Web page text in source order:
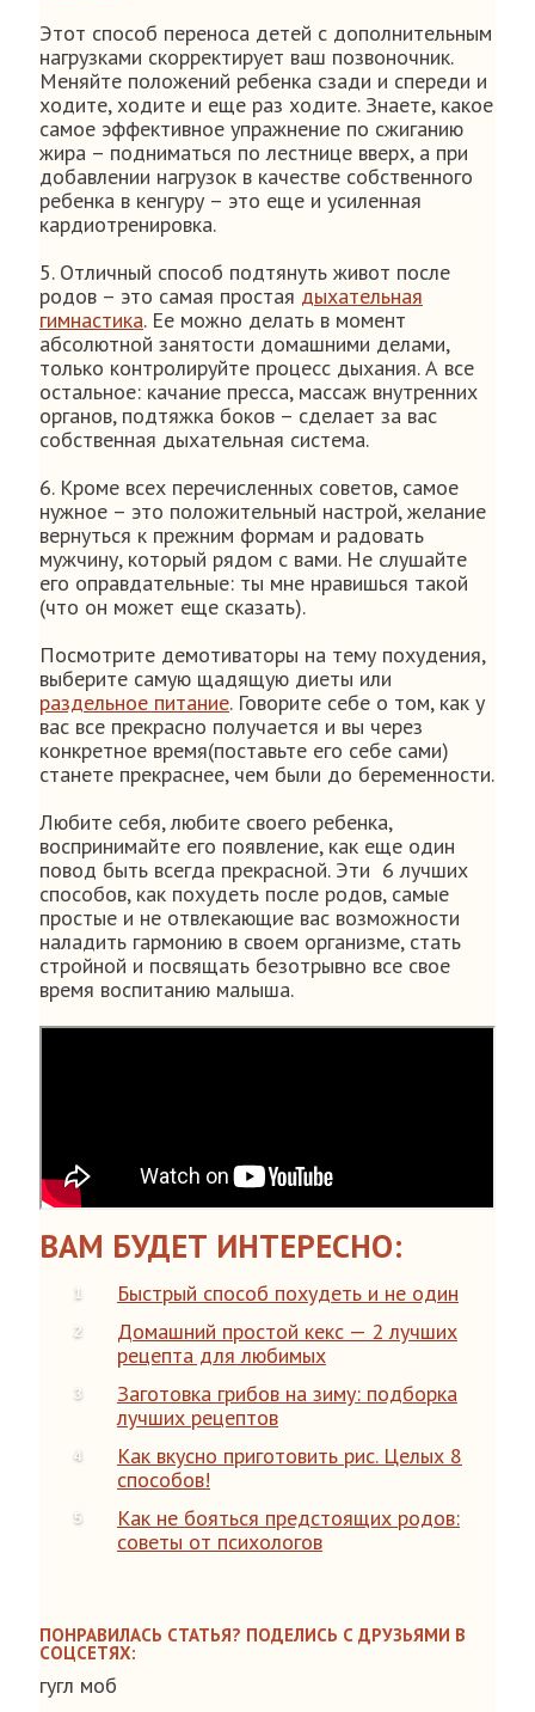
Этот способ переноса детей с дополнительным
нагрузками скорректирует ваш позвоночник.
Меняйте положений ребенка сзади и спереди и
ходите, ходите и еще раз ходите. Знаете, какое
самое эффективное упражнение по сжиганию
жира – подниматься по лестнице вверх, а при
добавлении нагрузок в качестве собственного
ребенка в кенгуру – это еще и усиленная
кардиотренировка.
5. Отличный способ подтянуть живот после
родов – это самая простая дыхательная
гимнастика. Ее можно делать в момент
абсолютной занятости домашними делами,
только контролируйте процесс дыхания. А все
остальное: качание пресса, массаж внутренних
органов, подтяжка боков – сделает за вас
собственная дыхательная система.
6. Кроме всех перечисленных советов, самое
нужное – это положительный настрой, желание
вернуться к прежним формам и радовать
мужчину, который рядом с вами. Не слушайте
его оправдательные: ты мне нравишься такой
(что он может еще сказать).
Посмотрите демотиваторы на тему похудения,
выберите самую щадящую диеты или
раздельное питание. Говорите себе о том, как у
вас все прекрасно получается и вы через
конкретное время(поставьте его себе сами)
станете прекраснее, чем были до беременности.
Любите себя, любите своего ребенка,
воспринимайте его появление, как еще один
повод быть всегда прекрасной. Эти 6 лучших
способов, как похудеть после родов, самые
простые и не отвлекающие вас возможности
наладить гармонию в своем организме, стать
стройной и посвящать безотрывно все свое
время воспитанию малыша.
ВАМ БУДЕТ ИНТЕРЕСНО:
Быстрый способ похудеть и не один
Домашний простой кекс — 2 лучших
рецепта для любимых
Заготовка грибов на зиму: подборка
лучших рецептов
Как вкусно приготовить рис. Целых 8
способов!
Как не бояться предстоящих родов:
советы от психологов
ПОНРАВИЛАСЬ СТАТЬЯ? ПОДЕЛИСЬ С ДРУЗЬЯМИ В
СОЦСЕТЯХ:
гугл моб